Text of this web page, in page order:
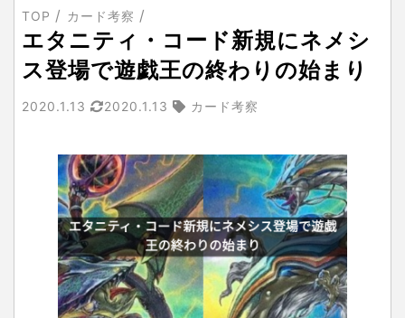
TOP カード考察
エタニティ・コード新規にネメシ
ス登場で遊戯王の終わりの始まり
2020.1.13 2020.1.13 カード考察